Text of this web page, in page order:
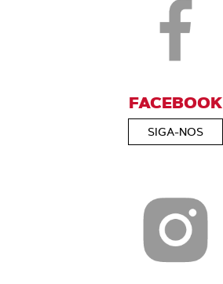
FACEBOOK
SIGA-NOS